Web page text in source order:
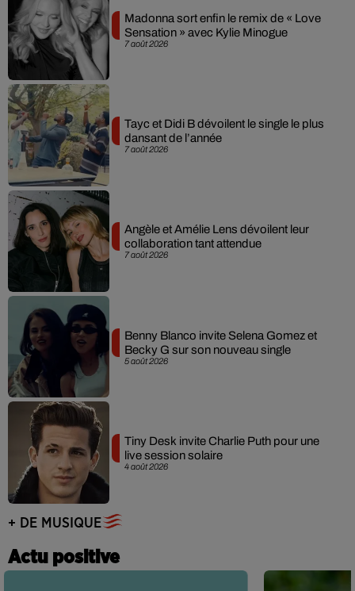
7 août 2026
Madonna sort enfin le remix de « Love
Sensation » avec Kylie Minogue
7 août 2026
Tayc et Didi B dévoilent le single le plus
dansant de l’année
7 août 2026
Angèle et Amélie Lens dévoilent leur
collaboration tant attendue
5 août 2026
Benny Blanco invite Selena Gomez et
Becky G sur son nouveau single
4 août 2026
Tiny Desk invite Charlie Puth pour une
live session solaire
+ DE MUSIQUE
Actu positive